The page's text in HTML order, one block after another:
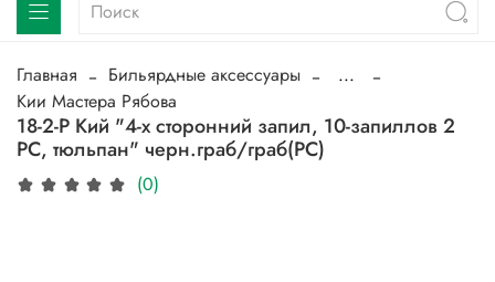
Главная Бильярдные аксессуары
...
Кии Мастера Рябова
18-2-Р Кий "4-х сторонний запил, 10-запиллов 2
РС, тюльпан" черн.граб/граб(РС)
(0)